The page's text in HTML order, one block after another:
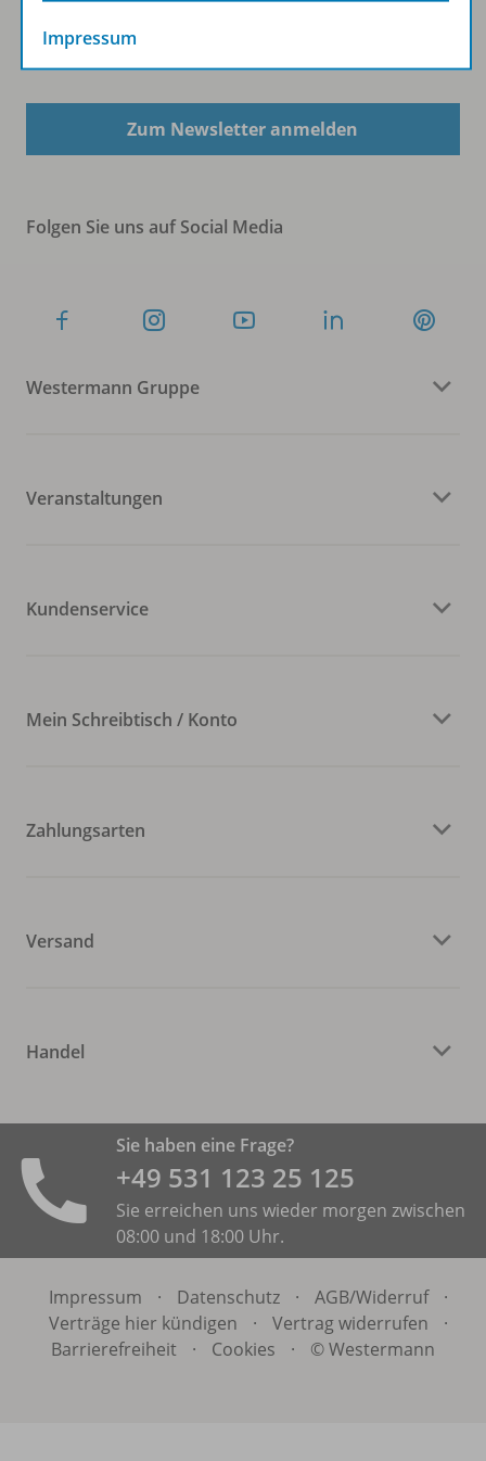
Sofort profitieren
Zum Newsletter anmelden
Folgen Sie uns auf Social Media
Westermann Gruppe
Veranstaltungen
Kundenservice
Mein Schreibtisch / Konto
Zahlungsarten
Versand
Handel
Sie haben eine Frage?
+49 531 ­123 25 125
Sie erreichen uns wieder morgen zwischen
08:00 und 18:00 Uhr.
Impressum · Datenschutz · AGB/Widerruf
·
Verträge hier kündigen
· Vertrag widerrufen
·
Barrierefreiheit
· Cookies · © Westermann
Impressum